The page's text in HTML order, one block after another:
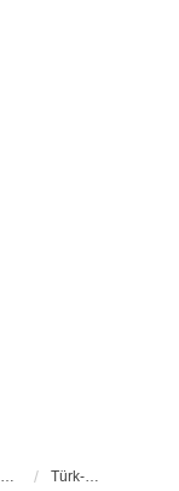
Sanat Tarihi Türk- İslam Sanatı